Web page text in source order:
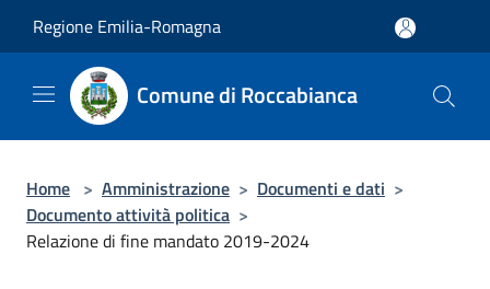
Regione Emilia-Romagna
Comune di Roccabianca
Home > Amministrazione > Documenti e dati >
Documento attività politica >
Relazione di fine mandato 2019-2024